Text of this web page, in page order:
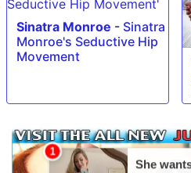
Sinatra Monroe - Sinatra
Monroe's Seductive Hip
Movement